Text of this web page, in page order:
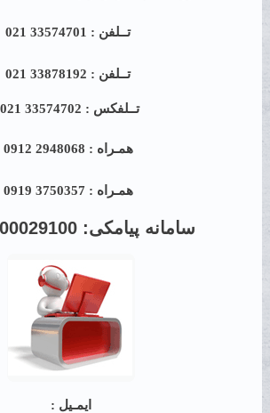
تــلفن : 33574701 021
تــلفن : 33878192 021
تــلفکس : 33574702 021
همـراه : 2948068 0912
همـراه : 3750357 0919
سامانه پیامکی:
ایمـیل :